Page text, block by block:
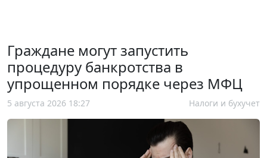
Граждане могут запустить
процедуру банкротства в
упрощенном порядке через МФЦ
5 августа 2026 18:27 Налоги и бухучет